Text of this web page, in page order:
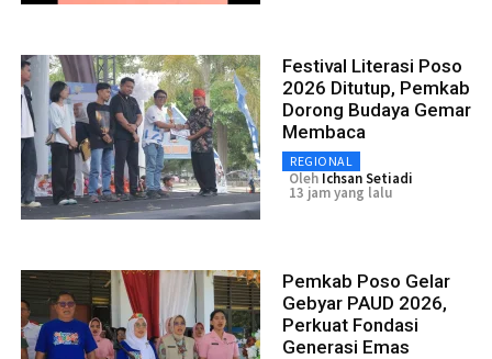
Festival Literasi Poso
2026 Ditutup, Pemkab
Dorong Budaya Gemar
Membaca
REGIONAL
Oleh Ichsan Setiadi
13 jam yang lalu
Pemkab Poso Gelar
Gebyar PAUD 2026,
Perkuat Fondasi
Generasi Emas